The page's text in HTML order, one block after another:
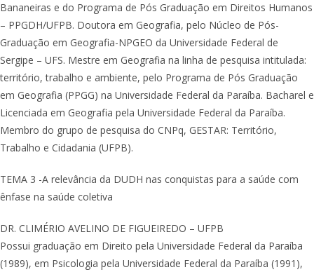
Bananeiras e do Programa de Pós Graduação em Direitos Humanos
– PPGDH/UFPB. Doutora em Geografia, pelo Núcleo de Pós-
Graduação em Geografia-NPGEO da Universidade Federal de
Sergipe – UFS. Mestre em Geografia na linha de pesquisa intitulada:
território, trabalho e ambiente, pelo Programa de Pós Graduação
em Geografia (PPGG) na Universidade Federal da Paraíba. Bacharel e
Licenciada em Geografia pela Universidade Federal da Paraíba.
Membro do grupo de pesquisa do CNPq, GESTAR: Território,
Trabalho e Cidadania (UFPB).
TEMA 3 -A relevância da DUDH nas conquistas para a saúde com
ênfase na saúde coletiva
DR. CLIMÉRIO AVELINO DE FIGUEIREDO – UFPB
Possui graduação em Direito pela Universidade Federal da Paraíba
(1989), em Psicologia pela Universidade Federal da Paraíba (1991),